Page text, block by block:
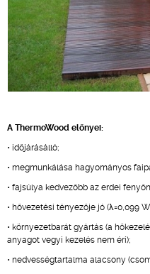
A ThermoWood előnyei:
• időjárásálló;
• megmunkálása hagyományos
• fajsúlya kedvezőbb az erdei
• hővezetési tényezője jó (λ=0,099
• környezetbarát gyártás (a
anyagot vegyi kezelés nem éri);
• nedvességtartalma alacsony